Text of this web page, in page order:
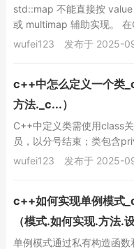
std::map 不能直接按
或 multimap 辅助实现。
wufei123
发布于 2025-
c++中怎么定义一个类
方法._c...）
C++中定义类需使用class
员，以分号结束；类包含
制符，分别限制成员...
wufei123 发布于 2025-
c++如何实现单例模式
（模式.如何实现.方法.
单例模式通过私有构造函